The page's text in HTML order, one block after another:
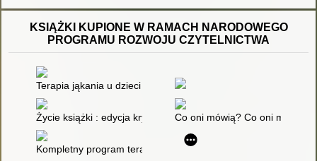
KSIĄŻKI KUPIONE W RAMACH NARODOWEGO
PROGRAMU ROZWOJU CZYTELNICTWA
Terapia jąkania u dzieci w młodszym wieku szkolnym :
Życie książki : edycja krytyczna na podstawie wydania z 1951 r
Co oni mówią? Co oni myślą?
Kompletny program terapii SAZ dla osób z zaburzeniami ze